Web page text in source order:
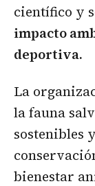
científico y
impacto
deportiva.
La
la fauna
sostenibles
bienestar